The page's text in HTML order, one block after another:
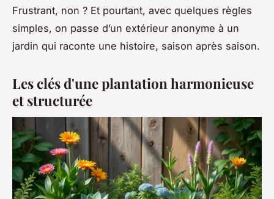
Frustrant, non ? Et pourtant, avec quelques règles
simples, on passe d’un extérieur anonyme à un
jardin qui raconte une histoire, saison après saison.
Les clés d'une plantation harmonieuse
et structurée